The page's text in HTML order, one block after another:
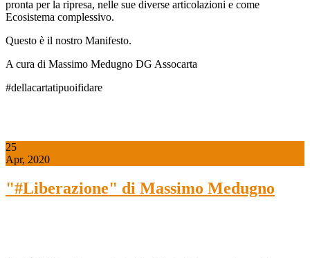
pronta per la ripresa, nelle sue diverse articolazioni e come
Ecosistema complessivo.
Questo è il nostro Manifesto.
A cura di Massimo Medugno DG Assocarta
#dellacartatipuoifidare
25
Apr, 2020
"#Liberazione" di Massimo Medugno